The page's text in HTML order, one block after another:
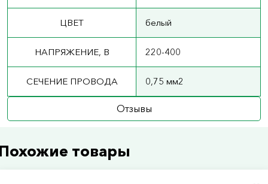
ЦВЕТ белый
НАПРЯЖЕНИЕ, В 220-400
СЕЧЕНИЕ ПРОВОДА 0,75 мм2
Отзывы
товары